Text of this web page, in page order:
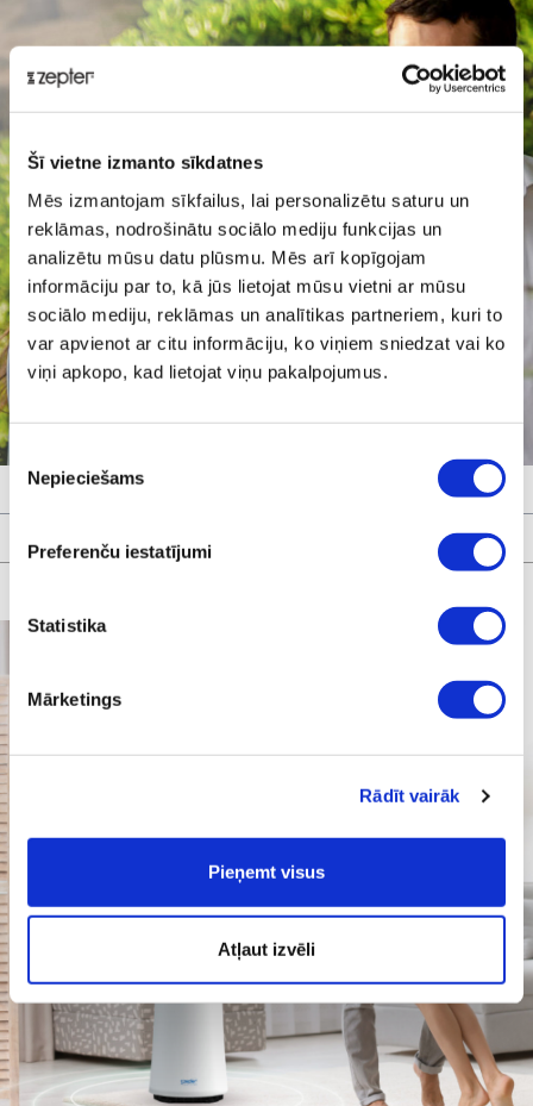
Šī vietne izmanto sīkdatnes
Mēs izmantojam sīkfailus, lai personalizētu saturu un
reklāmas, nodrošinātu sociālo mediju funkcijas un
analizētu mūsu datu plūsmu. Mēs arī kopīgojam
informāciju par to, kā jūs lietojat mūsu vietni ar mūsu
sociālo mediju, reklāmas un analītikas partneriem, kuri to
var apvienot ar citu informāciju, ko viņiem sniedzat vai ko
viņi apkopo, kad lietojat viņu pakalpojumus.
izvēle
Nepieciešams
Preferenču iestatījumi
Statistika
Mārketings
Rādīt vairāk
Pieņemt visus
Atļaut izvēli